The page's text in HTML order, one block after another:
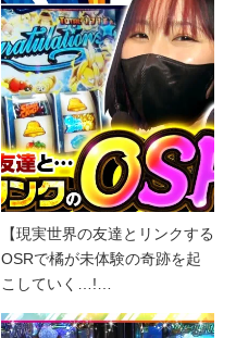
【現実世界の友達とリンクする
OSRで橘が未体験の奇跡を起
こしていく…!…